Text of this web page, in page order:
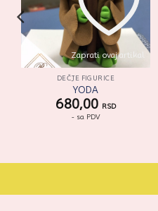
Zaprati ovaj artikal
DEČJE FIGURICE
YODA
680,00 RSD
- sa PDV